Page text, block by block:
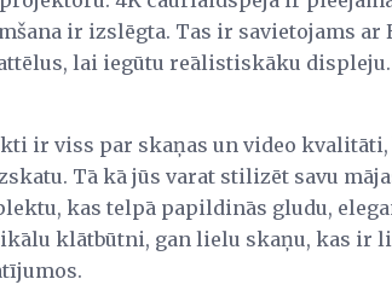
ir izslēgta. Tas ir savietojams ar
lai iegūtu reālistiskāku
ir viss par skaņas un video kvalitāti,
Tā kā jūs varat stilizēt savu
kas telpā papildinās gludu,
klātbūtni, gan lielu skaņu, kas ir